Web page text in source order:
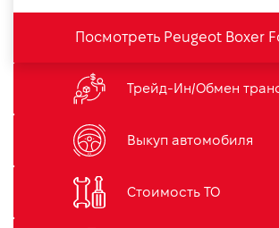
Посмотреть Peugeot Boxer
Трейд-Ин/Обмен
Выкуп автомобиля
Стоимость ТО